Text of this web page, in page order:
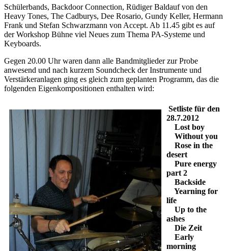
Schülerbands, Backdoor Connection, Rüdiger Baldauf von den
Heavy Tones, The Cadburys, Dee Rosario, Gundy Keller, Hermann
Frank und Stefan Schwarzmann von Accept. Ab 11.45 gibt es auf
der Workshop Bühne viel Neues zum Thema PA-Systeme und
Keyboards.
Gegen 20.00 Uhr waren dann alle Bandmitglieder zur Probe
anwesend und nach kurzem Soundcheck der Instrumente und
Verstärkeranlagen ging es gleich zum geplanten Programm, das die
folgenden Eigenkompositionen enthalten wird:
Setliste für den
28.7.2012
Lost boy
Without you
Rose in the
desert
Pure energy
part 2
Backside
Yearning for
life
Up to the
ashes
Die Zeit
Early
morning